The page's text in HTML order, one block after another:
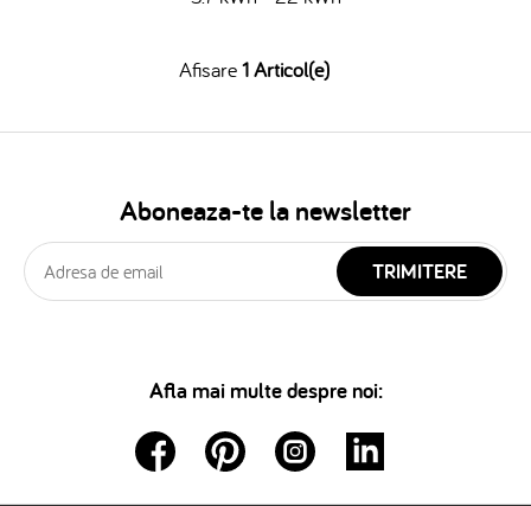
Afisare1 Articol(e)
Aboneaza-te la newsletter
TRIMITERE
Afla mai multe despre noi: